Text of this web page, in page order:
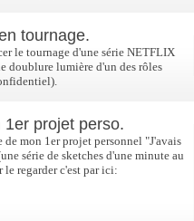
tournage.
le tournage d'une série NETFLIX
doublure lumière d'un des rôles
1er projet perso.
de mon 1er projet personnel "J'avais
série de sketches d'une minute au
regarder c'est par ici: